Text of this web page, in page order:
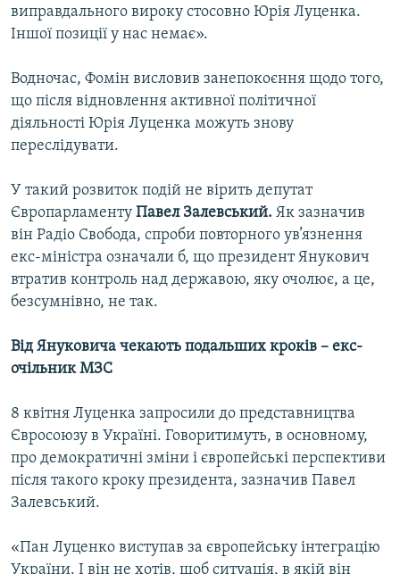
виправдального вироку стосовно Юрія Луценка.
Іншої позиції у нас немає».
Водночас, Фомін висловив занепокоєння щодо того,
що після відновлення активної політичної
діяльності Юрія Луценка можуть знову
переслідувати.
У такий розвиток подій не вірить депутат
Європарламенту Павел Залевський. Як зазначив
він Радіо Свобода, спроби повторного ув’язнення
екс-міністра означали б, що президент Янукович
втратив контроль над державою, яку очолює, а це,
безсумнівно, не так.
Від Януковича чекають подальших кроків – екс-
очільник МЗС
8 квітня Луценка запросили до представництва
Євросоюзу в Україні. Говоритимуть, в основному,
про демократичні зміни і європейські перспективи
після такого кроку президента, зазначив Павел
Залевський.
«Пан Луценко виступав за європейську інтеграцію
України. І він не хотів, щоб ситуація, в якій він